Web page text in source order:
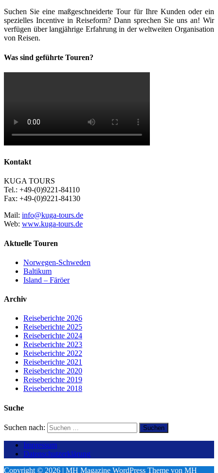
Suchen Sie eine maßgeschneiderte Tour für Ihre Kunden oder ein
spezielles Incentive in Reiseform? Dann sprechen Sie uns an! Wir
verfügen über langjährige Erfahrung in der weltweiten Organisation
von Reisen.
Was sind geführte Touren?
Kontakt
KUGA TOURS
Tel.: +49-(0)9221-84110
Fax: +49-(0)9221-84130
Mail: info@kuga-tours.de
Web: www.kuga-tours.de
Aktuelle Touren
Norwegen-Schweden
Baltikum
Island – Färöer
Archiv
Reiseberichte 2026
Reiseberichte 2025
Reiseberichte 2024
Reiseberichte 2023
Reiseberichte 2022
Reiseberichte 2021
Reiseberichte 2020
Reiseberichte 2019
Reiseberichte 2018
Suche
Suchen nach:
Impressum
Datenschutzerklärung
Copyright © 2026 | MH Magazine WordPress Theme von MH